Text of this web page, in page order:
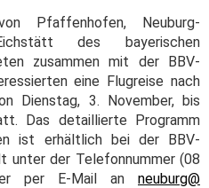
Pfaffenhofen, Neuburg-
des bayerischen
zusammen mit der BBV-
eine Flugreise nach
Dienstag, 3. November, bis
Das detaillierte Programm
ist erhältlich bei der BBV-
unter der Telefonnummer (08
per E-Mail an neuburg@